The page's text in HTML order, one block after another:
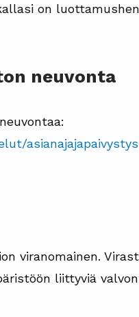
on
neuvonta
asianajajapaivystys
viranomainen.
liittyviä